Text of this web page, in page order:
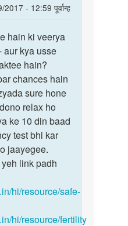
- 12:59 पूर्वान्ह
hain ki veerya
aur kya usse
hain?
chances hain
sure hone
relax ho
ke 10 din baad
test bhi kar
jaayegee.
link padh
hi/resource/safe-
hi/resource/fertility